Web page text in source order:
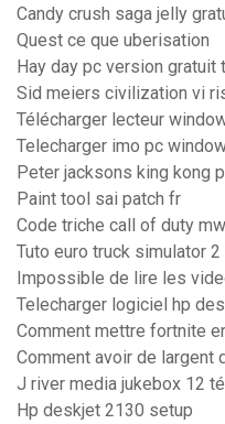
Candy crush saga jelly
Quest ce que uberisation
Hay day pc version gratuit
Sid meiers civilization vi
Télécharger lecteur
Telecharger imo pc
Peter jacksons king kong
Paint tool sai patch fr
Code triche call of duty
Tuto euro truck simulator
Impossible de lire les
Telecharger logiciel hp
Comment mettre fortnite
Comment avoir de largent
J river media jukebox 12
Hp deskjet 2130 setup